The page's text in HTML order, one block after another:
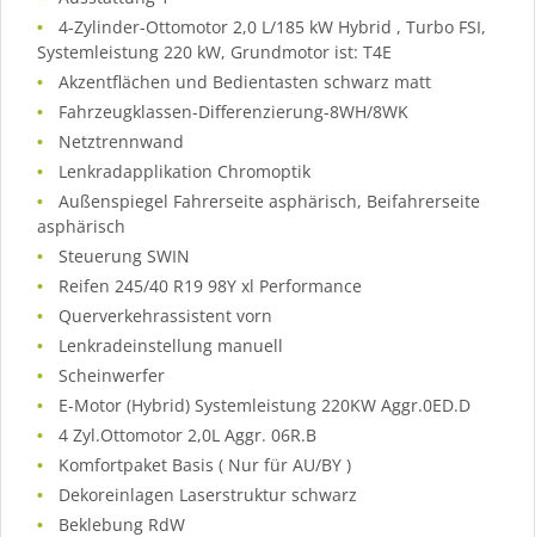
4-Zylinder-Ottomotor 2,0 L/185 kW Hybrid , Turbo FSI,
Systemleistung 220 kW, Grundmotor ist: T4E
Akzentflächen und Bedientasten schwarz matt
Fahrzeugklassen-Differenzierung-8WH/8WK
Netztrennwand
Lenkradapplikation Chromoptik
Außenspiegel Fahrerseite asphärisch, Beifahrerseite
asphärisch
Steuerung SWIN
Reifen 245/40 R19 98Y xl Performance
Querverkehrassistent vorn
Lenkradeinstellung manuell
Scheinwerfer
E-Motor (Hybrid) Systemleistung 220KW Aggr.0ED.D
4 Zyl.Ottomotor 2,0L Aggr. 06R.B
Komfortpaket Basis ( Nur für AU/BY )
Dekoreinlagen Laserstruktur schwarz
Beklebung RdW